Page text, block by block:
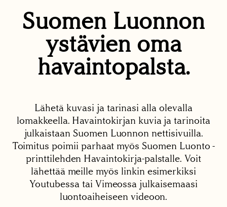
Suomen Luonnon
ystävien oma
havaintopalsta.
Lähetä kuvasi ja tarinasi alla olevalla
lomakkeella. Havaintokirjan kuvia ja tarinoita
julkaistaan Suomen Luonnon nettisivuilla.
Toimitus poimii parhaat myös Suomen Luonto -
printtilehden Havaintokirja-palstalle. Voit
lähettää meille myös linkin esimerkiksi
Youtubessa tai Vimeossa julkaisemaasi
luontoaiheiseen videoon.